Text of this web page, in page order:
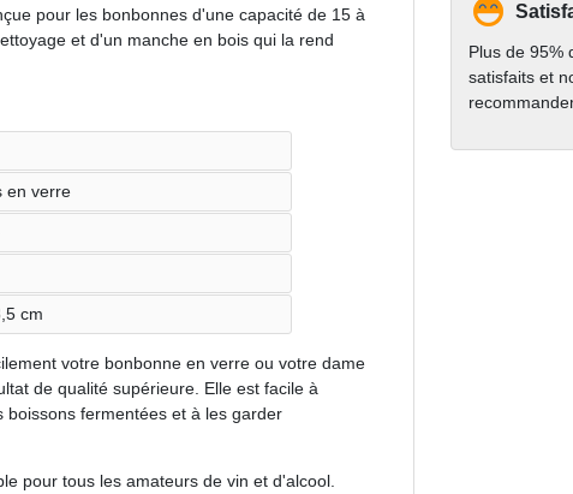
pour les bonbonnes d'une capacité de 15 à
et d'un manche en bois qui la rend
en verre
cm
votre bonbonne en verre ou votre dame
de qualité supérieure. Elle est facile à
fermentées et à les garder
pour tous les amateurs de vin et d'alcool.
Plus de 95%
satisfaits et